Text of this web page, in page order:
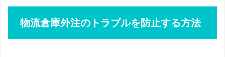
物流倉庫外注のトラブルを防止する方法